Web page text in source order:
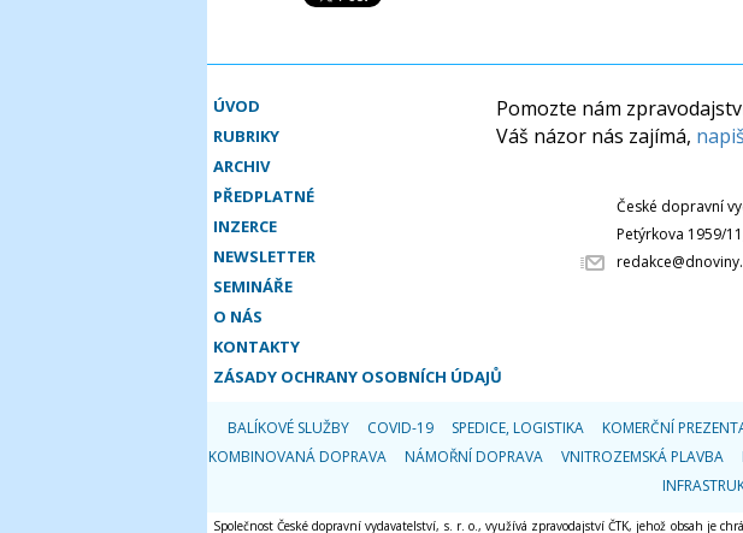
ÚVOD
RUBRIKY
ARCHIV
PŘEDPLATNÉ
INZERCE
NEWSLETTER
SEMINÁŘE
O NÁS
KONTAKTY
ZÁSADY OCHRANY OSOBNÍCH ÚDAJŮ
Pomozte nám
Váš názor nás zajímá,
České dopravní
Petýrkova 1959/
BALÍKOVÉ SLUŽBY COVID-19 SPEDICE, LOGISTIKA KOMERČNÍ
KOMBINOVANÁ DOPRAVA
NÁMOŘNÍ DOPRAVA VNITROZEMSKÁ PLAVBA
Společnost České dopravní vydavatelství, s. r. o., využívá zpravodajství ČTK, jehož obsah